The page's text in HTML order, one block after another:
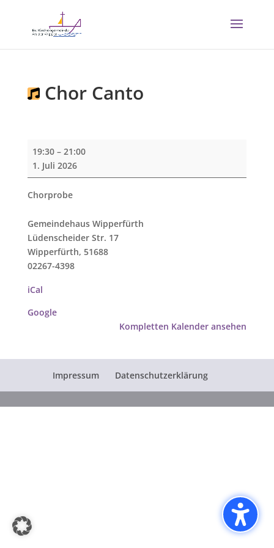
Chor Canto
Chor
Canto
19:30 – 21:00
1. Juli 2026
Chorprobe
Gemeindehaus Wipperfürth
Lüdenscheider Str. 17
Wipperfürth, 51688
02267-4398
iCal
Google
Kompletten Kalender ansehen
Impressum Datenschutzerklärung